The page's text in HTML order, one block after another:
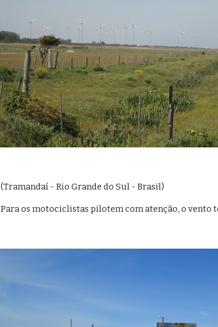
(Tramandaí - Rio Grande do Sul - Brasil)
Para os motociclistas pilotem com atenção, o vento